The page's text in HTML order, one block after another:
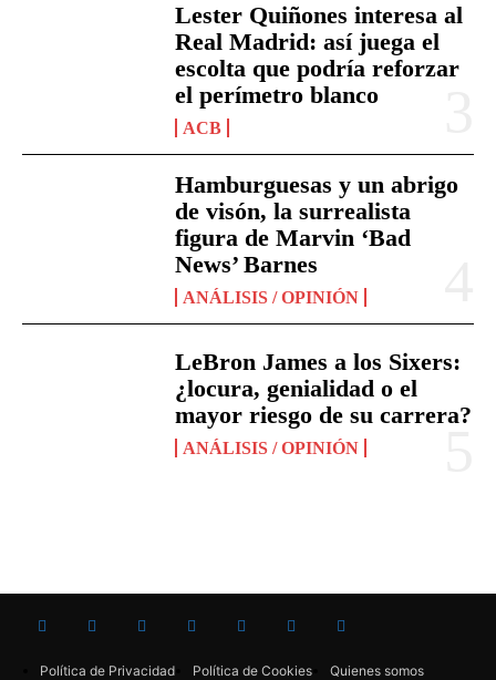
Lester Quiñones interesa al
Real Madrid: así juega el
escolta que podría reforzar
el perímetro blanco
ACB
Hamburguesas y un abrigo
de visón, la surrealista
figura de Marvin ‘Bad
News’ Barnes
ANÁLISIS / OPINIÓN
LeBron James a los Sixers:
¿locura, genialidad o el
mayor riesgo de su carrera?
ANÁLISIS / OPINIÓN
Política de Privacidad Política de Cookies Quienes somos